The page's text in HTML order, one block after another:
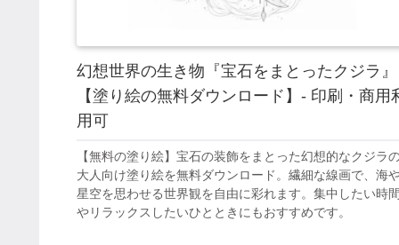
幻想世界の生き物『宝石をまとったクジラ』
【塗り絵の無料ダウンロード】- 印刷・商用
用可
【無料の塗り絵】宝石の装飾をまとった幻想的なクジラ
大人向け塗り絵を無料ダウンロード。繊細な線画で、海
星空を思わせる世界観を自由に彩れます。集中したい時
やリラックスしたいひとときにもおすすめです。